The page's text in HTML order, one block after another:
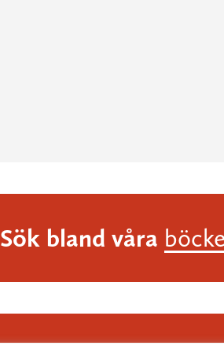
Sök bland våra